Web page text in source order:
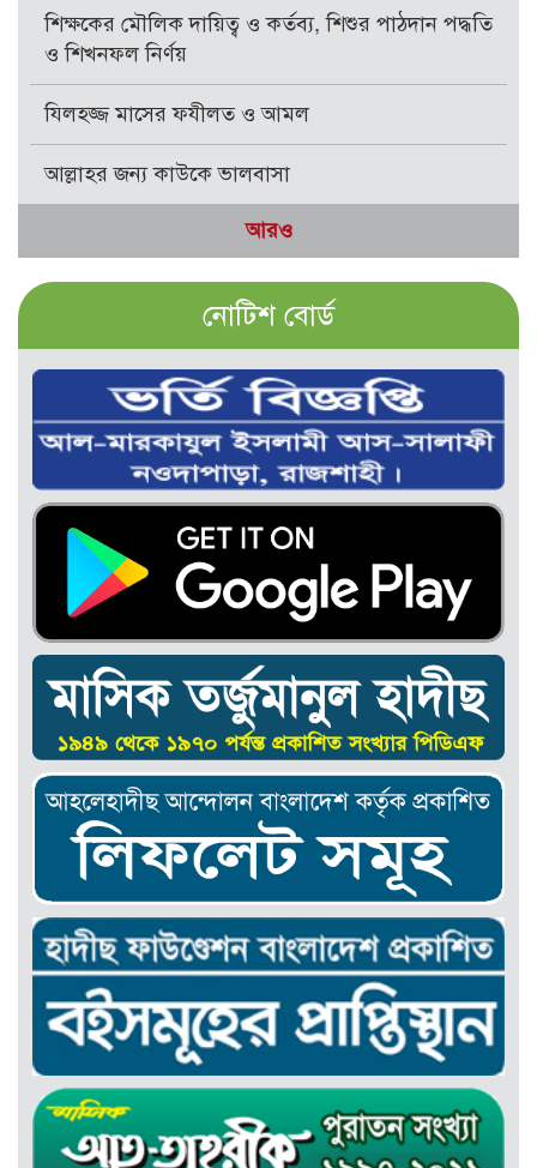
শিক্ষকের মৌলিক দায়িত্ব ও কর্তব্য, শিশুর পাঠদান পদ্ধতি
ও শিখনফল নির্ণয়
যিলহজ্জ মাসের ফযীলত ও আমল
আল্লাহর জন্য কাউকে ভালবাসা
আরও
নোটিশ বোর্ড